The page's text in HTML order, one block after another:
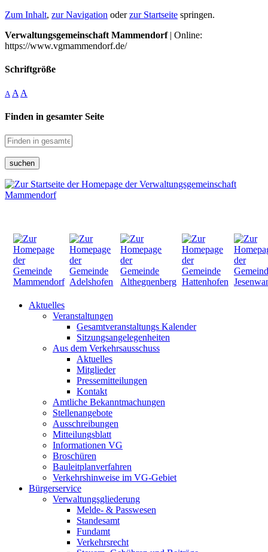
Zum Inhalt, zur Navigation oderzur Startseite springen.
Verwaltungsgemeinschaft Mammendorf| Online:
https://www.vgmammendorf.de/
Schriftgröße
A A A
Finden in gesamter Seite
suchen
Aktuelles
Veranstaltungen
Gesamtveranstaltungs Kalender
Sitzungsangelegenheiten
Aus dem Verkehrsausschuss
Aktuelles
Mitglieder
Pressemitteilungen
Kontakt
Amtliche Bekanntmachungen
Stellenangebote
Ausschreibungen
Mitteilungsblatt
Informationen VG
Broschüren
Bauleitplanverfahren
Verkehrshinweise im VG-Gebiet
Bürgerservice
Verwaltungsgliederung
Melde- & Passwesen
Standesamt
Fundamt
Verkehrsrecht